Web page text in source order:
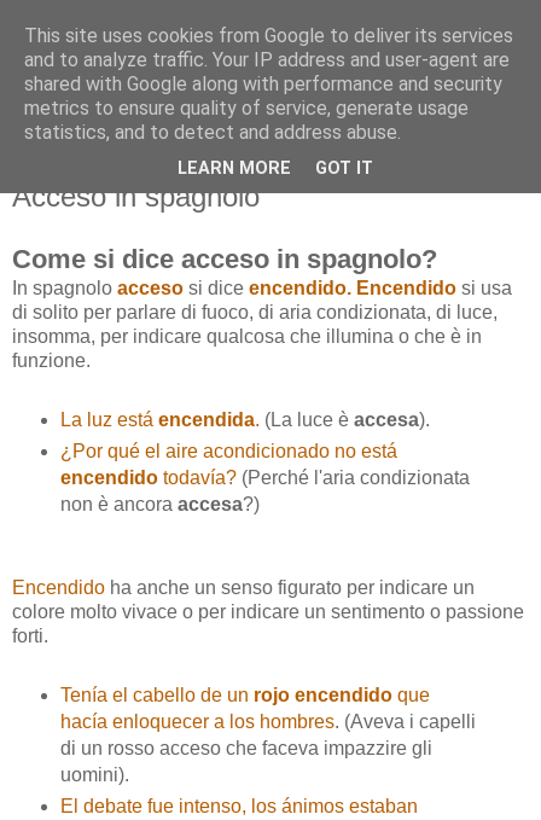
venerdì 25 aprile 2014
Acceso in spagnolo
Come si dice acceso in spagnolo?
In spagnolo acceso si dice encendido. Encendido si usa
di solito per parlare di fuoco, di aria condizionata, di luce,
insomma, per indicare qualcosa che illumina o che è in
funzione.
La luz está encendida. (La luce è accesa).
¿Por qué el aire acondicionado no está
encendido todavía?(Perché l'aria condizionata
non è ancora accesa?)
Encendido ha anche un senso figurato per indicare un
colore molto vivace o per indicare un sentimento o passione
forti.
Tenía el cabello de un rojo encendidoque
hacía enloquecer a los hombres. (Aveva i capelli
di un rosso acceso che faceva impazzire gli
uomini).
El debate fue intenso, los ánimos estaban
This site uses cookies from Google to deliver its services
and to analyze traffic. Your IP address and user-agent are
shared with Google along with performance and security
metrics to ensure quality of service, generate usage
statistics, and to detect and address abuse.
LEARN MORE GOT IT